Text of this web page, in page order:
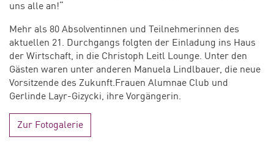
uns alle an!“
Mehr als 80 Absolventinnen und Teilnehmerinnen des
aktuellen 21. Durchgangs folgten der Einladung ins Haus
der Wirtschaft, in die Christoph Leitl Lounge. Unter den
Gästen waren unter anderen Manuela Lindlbauer, die neue
Vorsitzende des Zukunft.Frauen Alumnae Club und
Gerlinde Layr-Gizycki, ihre Vorgängerin.
Zur Fotogalerie